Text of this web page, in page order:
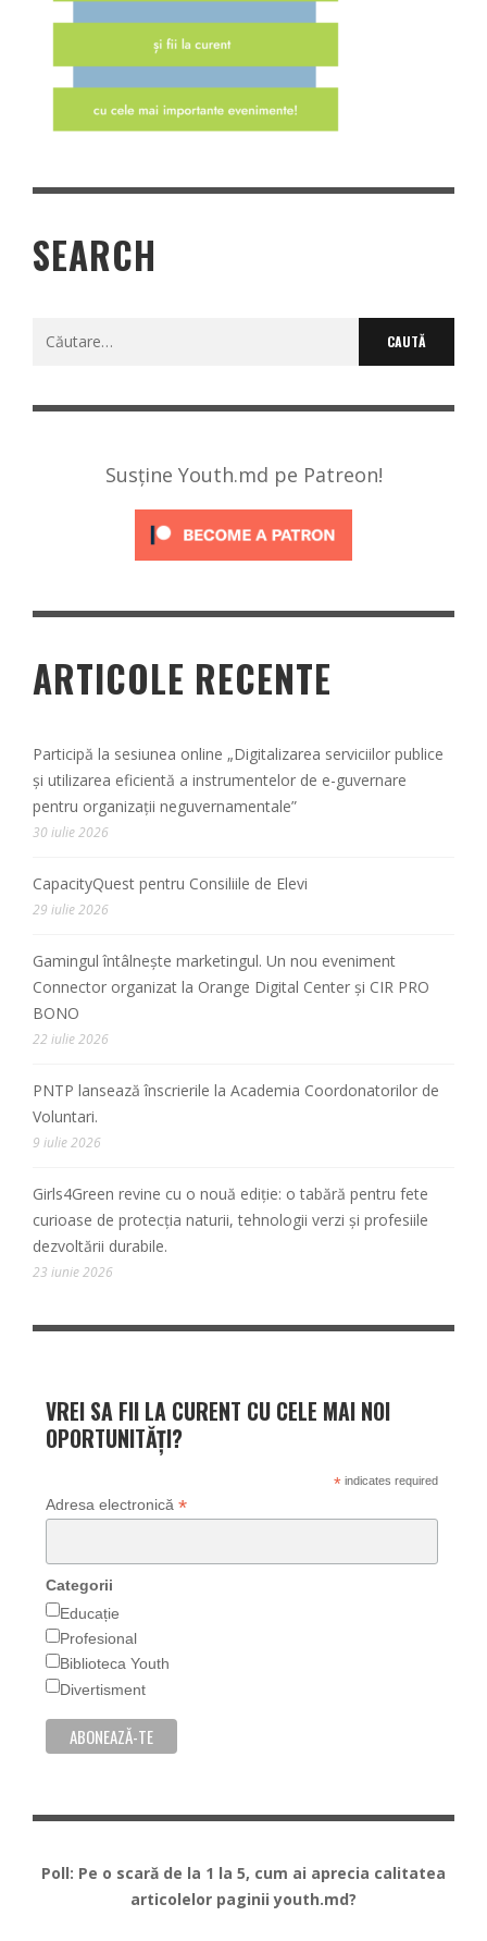
SEARCH
Caută
Susține Youth.md pe Patreon!
ARTICOLE RECENTE
Participă la sesiunea online „Digitalizarea serviciilor publice
și utilizarea eficientă a instrumentelor de e-guvernare
pentru organizații neguvernamentale”
30 iulie 2026
CapacityQuest pentru Consiliile de Elevi
29 iulie 2026
Gamingul întâlnește marketingul. Un nou eveniment
Connector organizat la Orange Digital Center și CIR PRO
BONO
22 iulie 2026
PNTP lansează înscrierile la Academia Coordonatorilor de
Voluntari.
9 iulie 2026
Girls4Green revine cu o nouă ediție: o tabără pentru fete
curioase de protecția naturii, tehnologii verzi și profesiile
dezvoltării durabile.
23 iunie 2026
VREI SA FII LA CURENT CU CELE MAI NOI
OPORTUNITĂȚI?
*indicates required
Adresa electronică *
Categorii
Educație
Profesional
Biblioteca Youth
Divertisment
Poll: Pe o scară de la 1 la 5, cum ai aprecia calitatea
articolelor paginii youth.md?